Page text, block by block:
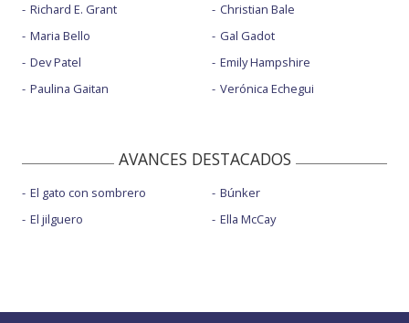
Richard E. Grant
Maria Bello
Dev Patel
Paulina Gaitan
Christian Bale
Gal Gadot
Emily Hampshire
Verónica Echegui
AVANCES DESTACADOS
El gato con sombrero
El jilguero
Búnker
Ella McCay